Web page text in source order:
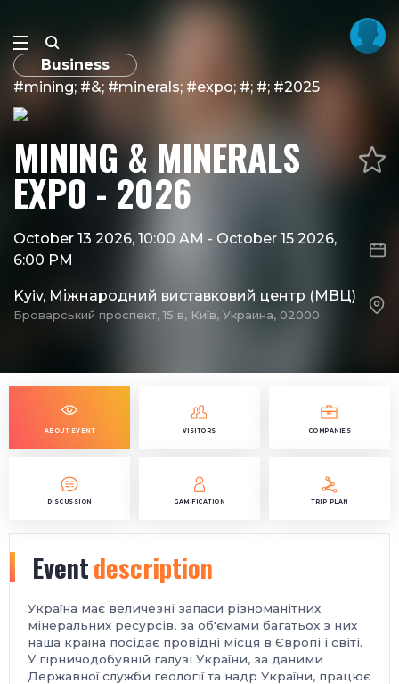
Business
#mining; #&; #minerals; #expo; #; #; #2025
MINING & MINERALS
EXPO - 2026
October 13 2026, 10:00 AM - October 15 2026,
6:00 PM
Kyiv, Міжнародний виставковий центр (МВЦ)
Броварський проспект, 15 в, Київ, Украина, 02000
ABOUT EVENT VISITORS COMPANIES
DISCUSSION GAMIFICATION TRIP PLAN
Eventdescription
Україна має величезні запаси різноманітних
мінеральних ресурсів, за об'ємами багатьох з них
наша країна посідає провідні місця в Європі і світі.
У гірничодобувній галузі України, за даними
Державної служби геології та надр України, працює